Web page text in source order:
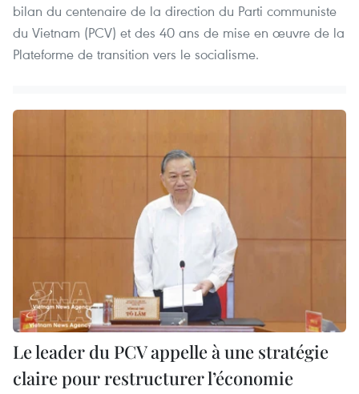
bilan du centenaire de la direction du Parti communiste
du Vietnam (PCV) et des 40 ans de mise en œuvre de la
Plateforme de transition vers le socialisme.
Le leader du PCV appelle à une stratégie
claire pour restructurer l’économie